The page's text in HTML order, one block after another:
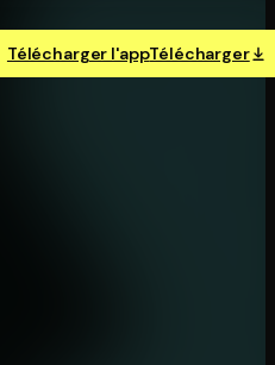
Télécharger l'appTélécharger